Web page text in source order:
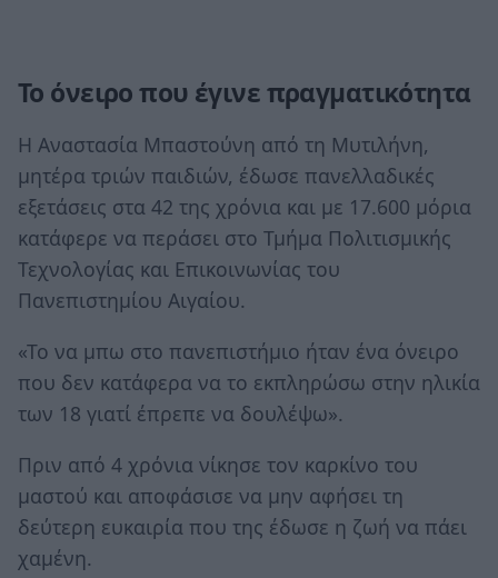
Το όνειρο που έγινε πραγματικότητα
Η Αναστασία Μπαστούνη από τη Μυτιλήνη,
μητέρα τριών παιδιών, έδωσε πανελλαδικές
εξετάσεις στα 42 της χρόνια και με 17.600 μόρια
κατάφερε να περάσει στο Τμήμα Πολιτισμικής
Τεχνολογίας και Επικοινωνίας του
Πανεπιστημίου Αιγαίου.
«Το να μπω στο πανεπιστήμιο ήταν ένα όνειρο
που δεν κατάφερα να το εκπληρώσω στην ηλικία
των 18 γιατί έπρεπε να δουλέψω».
Πριν από 4 χρόνια νίκησε τον καρκίνο του
μαστού και αποφάσισε να μην αφήσει τη
δεύτερη ευκαιρία που της έδωσε η ζωή να πάει
χαμένη.